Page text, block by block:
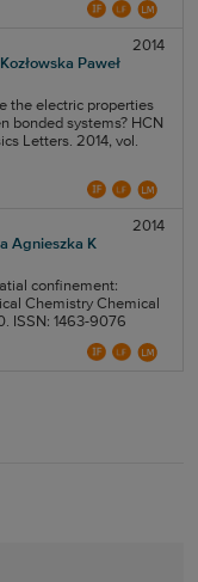
2014
Paweł
the electric properties
bonded systems? HCN
Letters. 2014, vol.
2014
Agnieszka K
confinement:
Chemistry Chemical
ISSN: 1463-9076